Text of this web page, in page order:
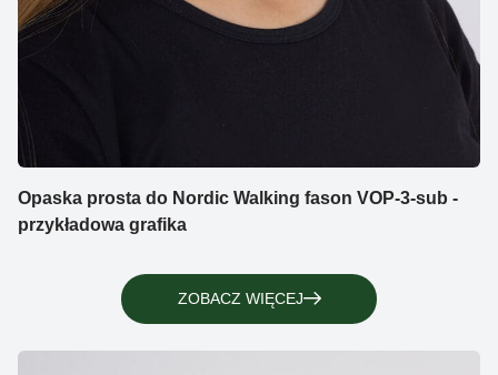
Opaska prosta do Nordic Walking fason VOP-3-sub -
przykładowa grafika
ZOBACZ WIĘCEJ